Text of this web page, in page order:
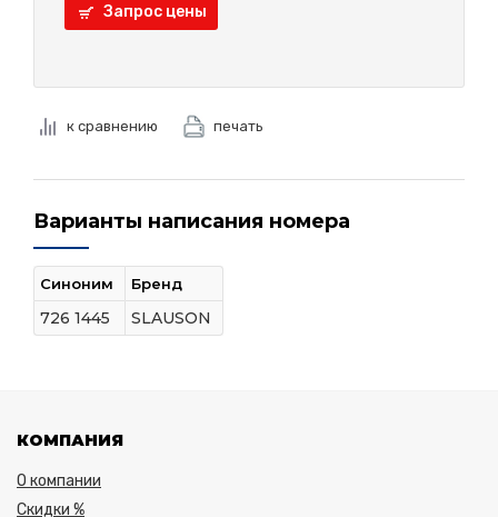
Запрос цены
к сравнению печать
Варианты написания номера
Синоним Бренд
726 1445 SLAUSON
КОМПАНИЯ
О компании
Скидки %